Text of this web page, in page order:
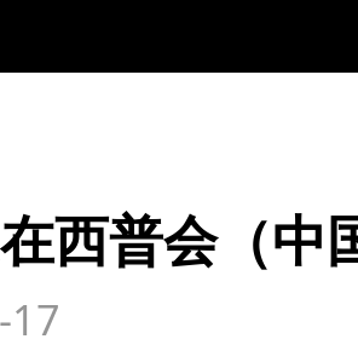
西普会（中